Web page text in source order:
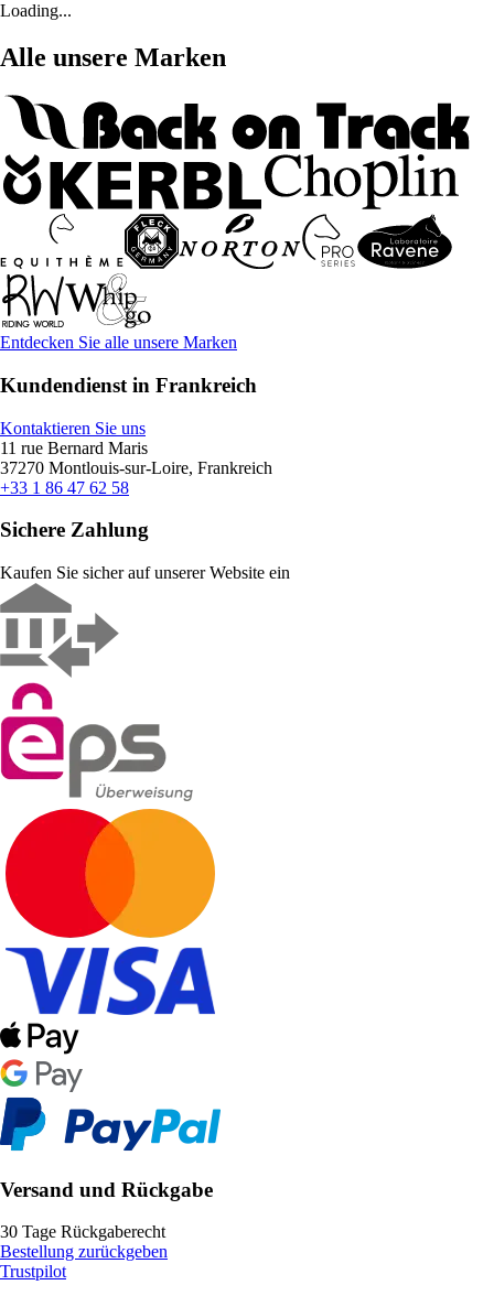
Loading...
Alle unsere Marken
Entdecken Sie alle unsere Marken
Kundendienst in Frankreich
Kontaktieren Sie uns
11 rue Bernard Maris
37270 Montlouis-sur-Loire, Frankreich
+33 1 86 47 62 58
Sichere Zahlung
Kaufen Sie sicher auf unserer Website ein
Versand und Rückgabe
30 Tage Rückgaberecht
Bestellung zurückgeben
Trustpilot